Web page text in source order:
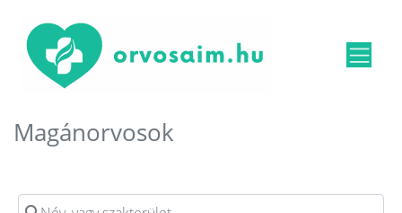
Magánorvosok
Név, vagy szakterület